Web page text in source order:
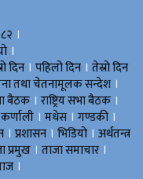
।
।
दिन । पहिलो दिन । तेस्रो दिन
तथा चेतनामूलक सन्देश ।
बैठक । राष्ट्रिय सभा बैठक ।
कर्णाली । मधेस । गण्डकी ।
। प्रशासन । भिडियो । अर्थतन्त्र
प्रमुख । ताजा समाचार ।
।